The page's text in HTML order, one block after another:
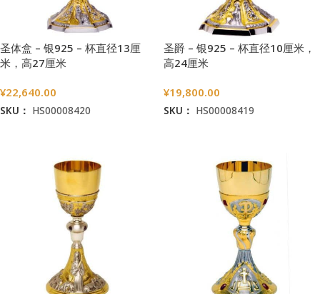
圣体盒 – 银925 – 杯直径13厘
米，高27厘米
¥22,640.00
SKU： HS00008420
圣爵 – 银925 – 杯直径10厘米，
高24厘米
¥19,800.00
SKU： HS00008419